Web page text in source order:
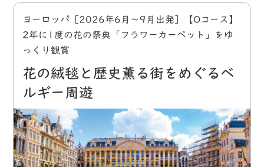
ヨーロッパ［2026年6月～9月出発］【Oコース】
2年に1度の花の祭典「フラワーカーペット」をゆ
っくり観賞
花の絨毯と歴史薫る街をめぐるベ
ルギー周遊